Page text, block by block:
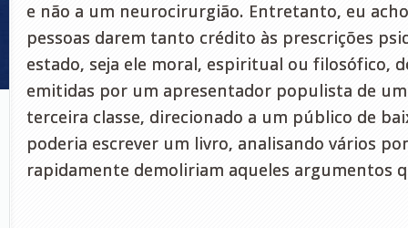
e não a um neurocirurgião. Entretanto, eu
pessoas darem tanto crédito às prescrições
estado, seja ele moral, espiritual ou filosófico,
emitidas por um apresentador populista de
terceira classe, direcionado a um público de
poderia escrever um livro, analisando vários
rapidamente demoliriam aqueles argumentos